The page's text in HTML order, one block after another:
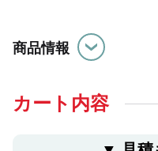
※素材の自然な風合いを
レザースタジオサードに
商品情報
カート内容